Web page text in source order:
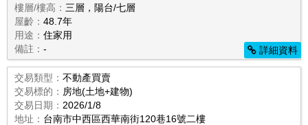
樓層/樓高： 三層，陽台/七層
屋齡： 48.7年
用途： 住家用
備註： - 詳細資料
交易類型： 不動產買賣
交易標的： 房地(土地+建物)
交易日期： 2026/1/8
地址： 台南市中西區西華南街120巷16號二樓